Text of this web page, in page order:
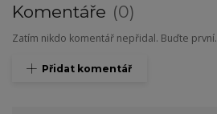
Komentáře 0
Zatím nikdo komentář nepřidal. Buďte první.
Přidat komentář